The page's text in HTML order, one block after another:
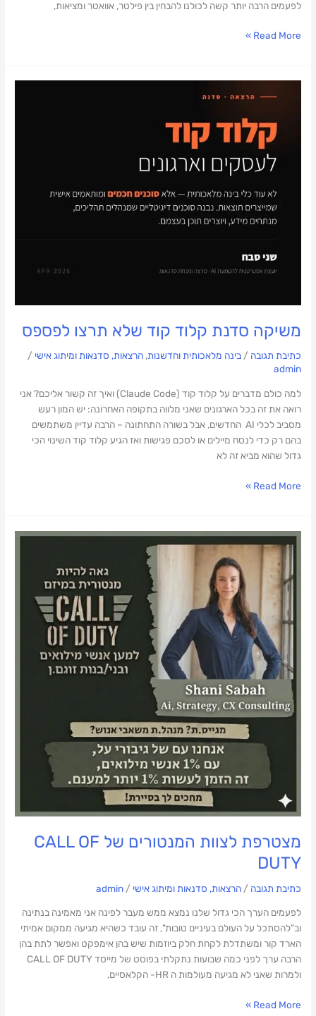
לפעמים הרבה יותר קשה לכולנו להבחין בין פילטר, אוואטר ומציאות,
Read More »
משיקה סדנת קלוד קוד שלא תרצו לפספס
כתיבת תגובה /בינה מלאכותית וחדשנות,הרצאות, סדנאות ומיתוג אישי /
admin
למה כולם מדברים על קלוד קוד (Claude Code) ואיך זה קשור אליכם? אני
רואה את זה בכל הארגונים שאני מלווה בתקופה האחרונה: יש המון רעש
מסביב לכלי AI החדשים, אבל בשורה התחתונה – הרבה עדיין משתמשים
בהם רק כדי לנסח מיילים או לסכם פגישות ואז הגיע קלוד קוד השינוי הכי
גדול שהוא מביא זה לא
Read More »
מצטרפת לצוות המנטורים של CALL OF
DUTY
כתיבת תגובה /הרצאות, סדנאות ומיתוג אישי /
admin
לפעמים הערך הכי גדול שלנו נמצא ממש מעבר לפינה אני מאמינה בנתינה
וב"להסתכל על העולם בעיניים טובות", זה עובד כשהיא מגיעה ממקום אמיתי
הארד קור ומשתדלת לקחת חלק ביוזמות שיש בהן אימפקט ואפשר לתת בהן
הרבה ערך לפני כמה שבועות נתקלתי בפוסט של מייסד CALL OF DUTY
ולמרות שאני לא מגיעה מעולמות ה HR- הקלאסיים,
מצטרפת
לצוות
המנטורים
של
DUTY
Read More »